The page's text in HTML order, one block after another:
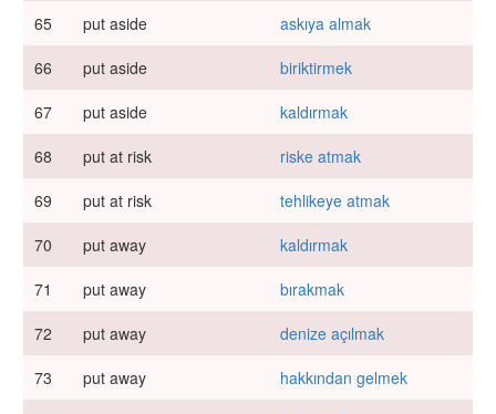
65 put aside
askıya almak
66
put aside
biriktirmek
67
put aside
kaldırmak
68
put at risk
riske atmak
69
put at risk
tehlikeye atmak
70
put away
kaldırmak
71
put away
bırakmak
72
put away
denize açılmak
73
put away
hakkından gelmek